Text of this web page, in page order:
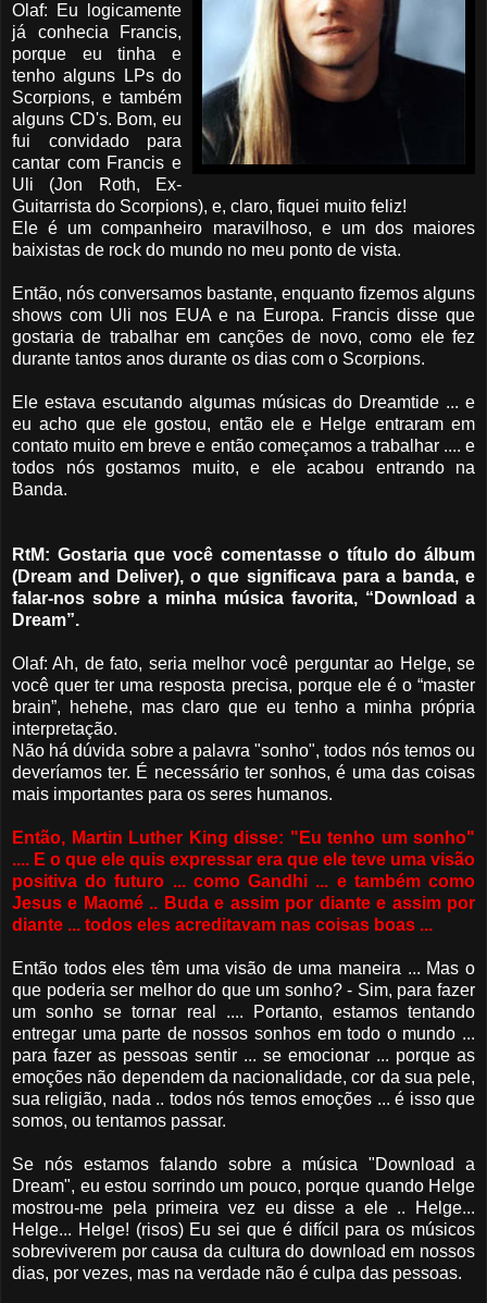
Olaf: Eu logicamente
já conhecia Francis,
porque eu tinha e
tenho alguns LPs do
Scorpions, e também
alguns CD's. Bom, eu
fui convidado para
cantar com Francis e
Uli (Jon Roth, Ex-
Guitarrista do Scorpions), e, claro, fiquei muito feliz!
Ele é um companheiro maravilhoso, e um dos maiores
baixistas de rock do mundo no meu ponto de vista.
Então, nós conversamos bastante, enquanto fizemos alguns
shows com Uli nos EUA e na Europa. Francis disse que
gostaria de trabalhar em canções de novo, como ele fez
durante tantos anos durante os dias com o Scorpions.
Ele estava escutando algumas músicas do Dreamtide ... e
eu acho que ele gostou, então ele e Helge entraram em
contato muito em breve e então começamos a trabalhar .... e
todos nós gostamos muito, e ele acabou entrando na
Banda.
RtM: Gostaria que você comentasse o título do álbum
(Dream and Deliver), o que significava para a banda, e
falar-nos sobre a minha música favorita, “Download a
Dream”.
Olaf: Ah, de fato, seria melhor você perguntar ao Helge, se
você quer ter uma resposta precisa, porque ele é o “master
brain”, hehehe, mas claro que eu tenho a minha própria
interpretação.
Não há dúvida sobre a palavra "sonho", todos nós temos ou
deveríamos ter. É necessário ter sonhos, é uma das coisas
mais importantes para os seres humanos.
Então, Martin Luther King disse: "Eu tenho um sonho"
.... E o que ele quis expressar era que ele teve uma visão
positiva do futuro ... como Gandhi ... e também como
Jesus e Maomé .. Buda e assim por diante e assim por
diante ... todos eles acreditavam nas coisas boas ...
Então todos eles têm uma visão de uma maneira ... Mas o
que poderia ser melhor do que um sonho? - Sim, para fazer
um sonho se tornar real .... Portanto, estamos tentando
entregar uma parte de nossos sonhos em todo o mundo ...
para fazer as pessoas sentir ... se emocionar ... porque as
emoções não dependem da nacionalidade, cor da sua pele,
sua religião, nada .. todos nós temos emoções ... é isso que
somos, ou tentamos passar.
Se nós estamos falando sobre a música "Download a
Dream", eu estou sorrindo um pouco, porque quando Helge
mostrou-me pela primeira vez eu disse a ele .. Helge...
Helge... Helge! (risos) Eu sei que é difícil para os músicos
sobreviverem por causa da cultura do download em nossos
dias, por vezes, mas na verdade não é culpa das pessoas.